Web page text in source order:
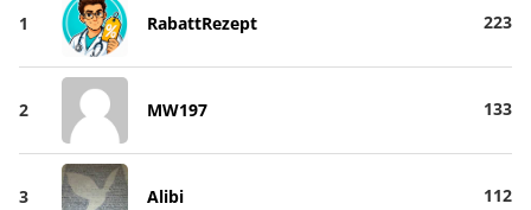
1 RabattRezept 223
2 MW197 133
3 Alibi 112